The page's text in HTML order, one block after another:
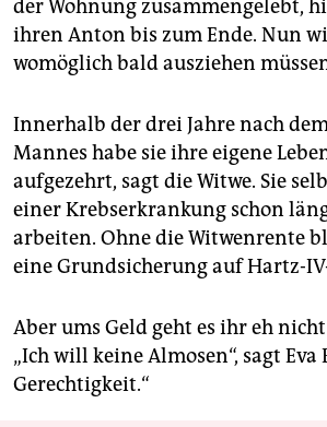
der Wohnung zusammengelebt,
ihren Anton bis zum Ende. Nun
womöglich bald ausziehen
Innerhalb der drei Jahre nach
Mannes habe sie ihre eigene
aufgezehrt, sagt die Witwe. Sie
einer Krebserkrankung schon
arbeiten. Ohne die Witwenrente
eine Grundsicherung auf Hartz-
Aber ums Geld geht es ihr eh
„Ich will keine Almosen“, sagt Eva
Gerechtigkeit.“